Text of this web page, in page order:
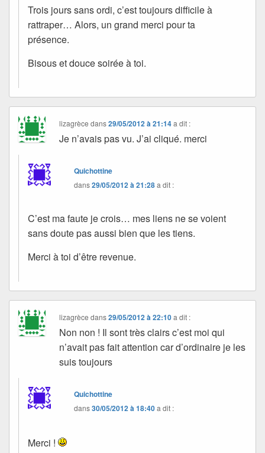
Trois jours sans ordi, c’est toujours difficile à
rattraper… Alors, un grand merci pour ta
présence.
Bisous et douce soirée à toi.
lizagrèce dans29/05/2012 à 21:14 a dit :
Je n’avais pas vu. J’ai cliqué. merci
Quichottine
dans29/05/2012 à 21:28a dit :
C’est ma faute je crois… mes liens ne se voient
sans doute pas aussi bien que les tiens.
Merci à toi d’être revenue.
lizagrèce dans29/05/2012 à 22:10 a dit :
Non non ! Il sont très clairs c’est moi qui
n’avait pas fait attention car d’ordinaire je les
suis toujours
Quichottine
dans30/05/2012 à 18:40a dit :
Merci !